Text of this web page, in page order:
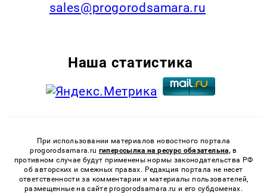
sales@progorodsamara.ru
Наша статистика
При использовании материалов новостного портала
progorodsamara.ru гиперссылка на ресурс обязательна, в
противном случае будут применены нормы законодательства РФ
об авторских и смежных правах. Редакция портала не несет
ответственности за комментарии и материалы пользователей,
размещенные на сайте progorodsamara.ru и его субдоменах.